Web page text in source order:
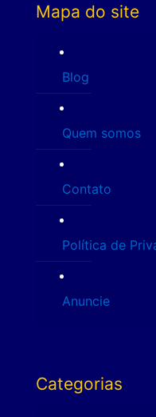
Mapa do site
Blog
Quem somos
Contato
Política de
Anuncie
Categorias